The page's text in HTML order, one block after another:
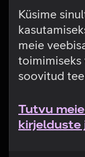
Küsime
meie
toimimiseks
soovitud
Tutvu
kirjelduste